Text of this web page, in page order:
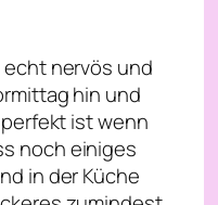
echt nervös und
hin und
ist wenn
noch einiges
in der Küche